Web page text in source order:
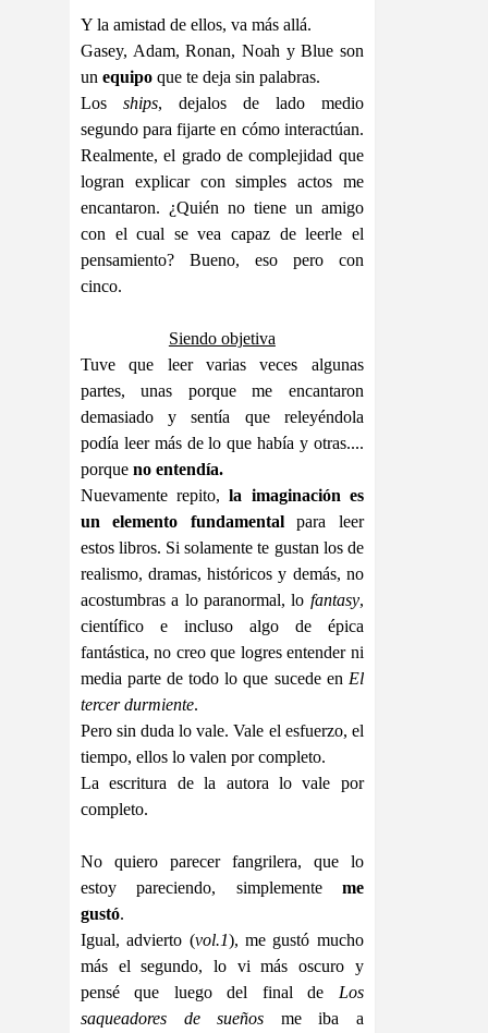
Y la amistad de ellos, va más allá.
Gasey, Adam, Ronan, Noah y Blue son
un equipo que te deja sin palabras.
Los ships, dejalos de lado medio
segundo para fijarte en cómo interactúan.
Realmente, el grado de complejidad que
logran explicar con simples actos me
encantaron. ¿Quién no tiene un amigo
con el cual se vea capaz de leerle el
pensamiento? Bueno, eso pero con
cinco.
Siendo objetiva
Tuve que leer varias veces algunas
partes, unas porque me encantaron
demasiado y sentía que releyéndola
podía leer más de lo que había y otras....
porque no entendía.
Nuevamente repito,la imaginación es
un elemento fundamentalpara leer
estos libros. Si solamente te gustan los de
realismo, dramas, históricos y demás, no
acostumbras a lo paranormal, lo fantasy,
científico e incluso algo de épica
fantástica, no creo que logres entender ni
media parte de todo lo que sucede en El
tercer durmiente.
Pero sin duda lo vale. Vale el esfuerzo, el
tiempo, ellos lo valen por completo.
La escritura de la autora lo vale por
completo.
No quiero parecer fangrilera, que lo
estoy pareciendo, simplemente me
gustó.
Igual, advierto (vol.1), me gustó mucho
más el segundo, lo vi más oscuro y
pensé que luego del final de Los
saqueadores de sueños me iba a